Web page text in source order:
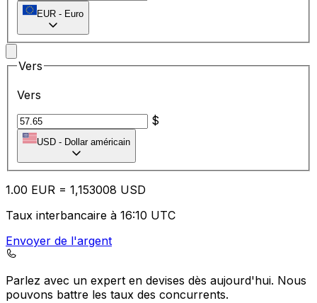
EUR - Euro
Vers
Vers
$
USD - Dollar américain
1.00 EUR = 1,153008 USD
Taux interbancaire à 16:10 UTC
Envoyer de l'argent
Parlez avec un expert en devises dès aujourd'hui. Nous
pouvons battre les taux des concurrents.